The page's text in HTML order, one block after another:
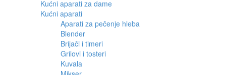
Kućni aparati za dame
Kućni aparati
Aparati za pečenje hleba
Blender
Brijači i timeri
Grilovi i tosteri
Kuvala